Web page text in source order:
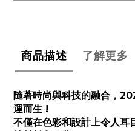
商品描述 了解更多
隨著時尚與科技的融合，
運而生 !
不僅在色彩和設計上令人耳